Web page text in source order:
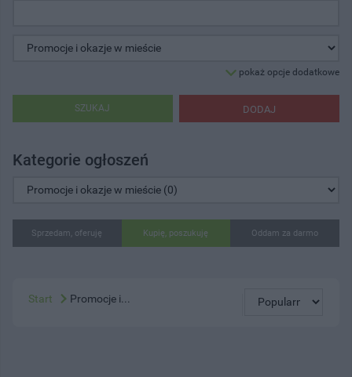
pokaż opcje dodatkowe
DODAJ
SZUKAJ
Kategorie ogłoszeń
Sprzedam, oferuję Kupię, poszukuję Oddam za darmo
Start Promocje i...